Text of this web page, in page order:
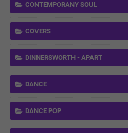
CONTEMPORANY SOUL
COVERS
DINNERSWORTH - APART
DANCE
DANCE POP